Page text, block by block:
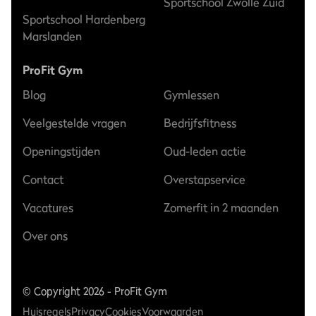
Sportschool Hardenberg
Marslanden
ProFit Gym
Blog
Veelgestelde vragen
Openingstijden
Contact
Vacatures
Over ons
Gymlessen
Bedrijfsfitness
Oud-leden actie
Overstapservice
Zomerfit in 2 maanden
© Copyright 2026 - ProFit Gym
HuisregelsPrivacyCookiesVoorwaarden